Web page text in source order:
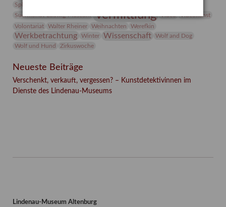
Sphinx
Suermondt-Ludwig-Museum
Vermittlung Video
Videokunst
Volontariat
Walter Rheiner Weihnachten Werefkin
Werkbetrachtung Winter Wissenschaft
Wolf and Dog
Wolf und Hund
Zirkuswoche
Neueste Beiträge
Verschenkt, verkauft, vergessen? – Kunstdetektivinnen im
Dienste des Lindenau-Museums
Lindenau-Museum Altenburg